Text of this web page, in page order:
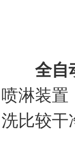
全自
喷淋装置
洗比较干